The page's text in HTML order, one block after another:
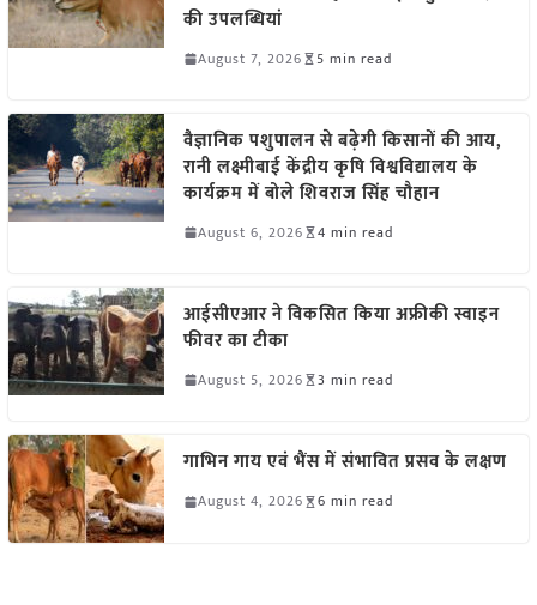
की उपलब्धियां
August 7, 2026 5 min read
वैज्ञानिक पशुपालन से बढ़ेगी किसानों की आय,
रानी लक्ष्मीबाई केंद्रीय कृषि विश्वविद्यालय के
कार्यक्रम में बोले शिवराज सिंह चौहान
August 6, 2026 4 min read
आईसीएआर ने विकसित किया अफ्रीकी स्वाइन
फीवर का टीका
August 5, 2026 3 min read
गाभिन गाय एवं भैंस में संभावित प्रसव के लक्षण
August 4, 2026 6 min read